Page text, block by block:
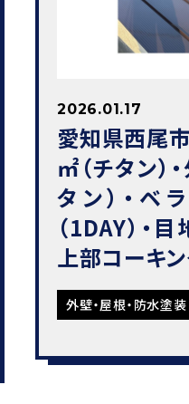
2026.01.17
愛知県西尾
㎡（チタン）
タン）・ベ
（1DAY）・
上部コーキ
外壁・屋根・防水塗装